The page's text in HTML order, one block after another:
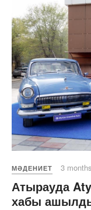
МӘДЕНИЕТ 3
Атырауда
хабы